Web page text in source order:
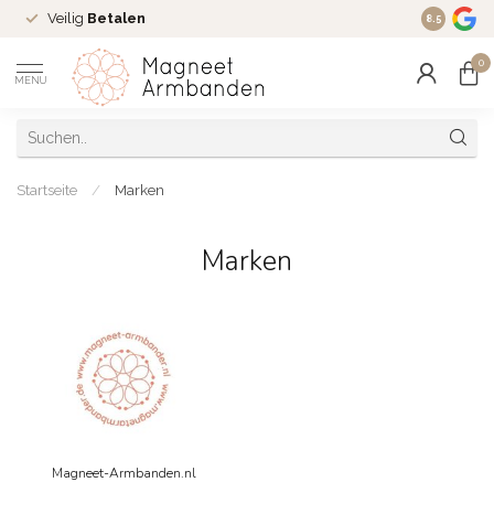
Veilig Betalen Ruim 16
8.5
MENU
0
Startseite / Marken
Marken
Magneet-Armbanden.nl